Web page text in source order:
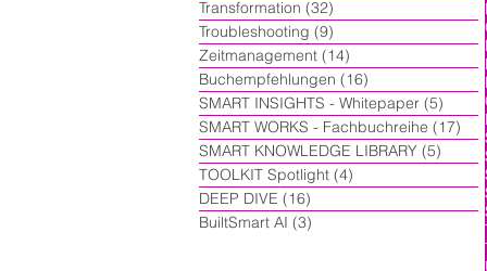
Transformation (32)
Troubleshooting (9)
Zeitmanagement (14)
Buchempfehlungen (16)
SMART INSIGHTS - Whitepaper (5) 5
SMART WORKS - Fachbuchreihe (17)
SMART KNOWLEDGE LIBRARY (5) 5
TOOLKIT Spotlight (4)
DEEP DIVE (16)
BuiltSmart AI (3)